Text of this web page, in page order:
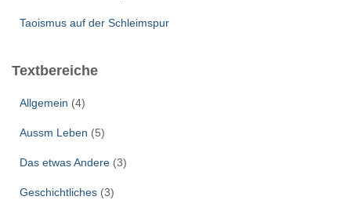
Taoismus auf der Schleimspur
Textbereiche
Allgemein (4)
Aussm Leben (5)
Das etwas Andere (3)
Geschichtliches (3)